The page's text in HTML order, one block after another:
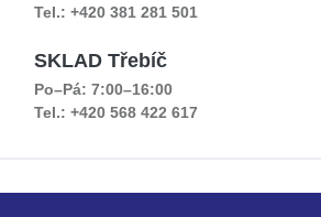
Tel.: +420 381 281 501
SKLAD Třebíč
Po–Pá: 7:00–16:00
Tel.: +420 568 422 617